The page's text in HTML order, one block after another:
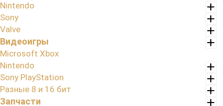
Nintendo
Sony
Valve
Видеоигры
Microsoft Xbox
Nintendo
Sony PlayStation
Разные 8 и 16 бит
Запчасти